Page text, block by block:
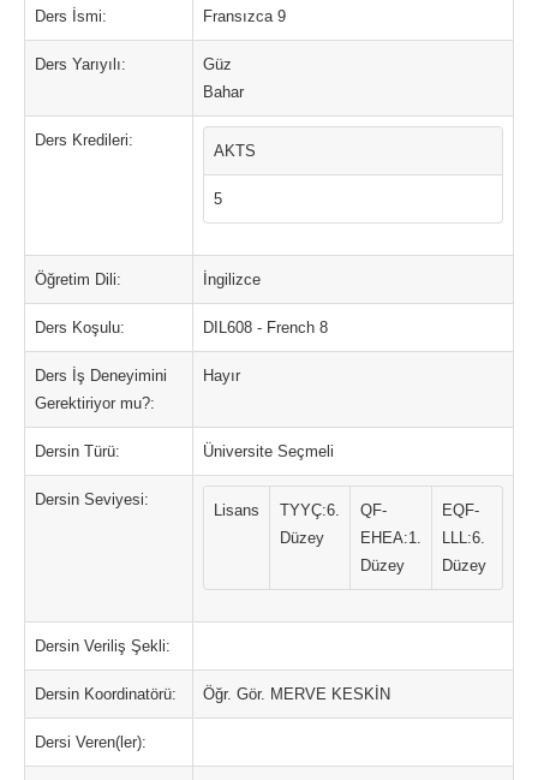
Ders İsmi: Fransızca 9
Ders Yarıyılı:
Güz
Bahar
Ders Kredileri:
AKTS
5
Öğretim Dili: İngilizce
Ders Koşulu: DIL608 - French 8
Ders İş Deneyimini
Gerektiriyor mu?:
Hayır
Dersin Türü: Üniversite Seçmeli
Dersin Seviyesi:
Lisans
TYYÇ:6.
Düzey
QF-
EHEA:1.
Düzey
EQF-
LLL:6.
Düzey
Dersin Veriliş Şekli:
Dersin Koordinatörü: Öğr. Gör. MERVE KESKİN
Dersi Veren(ler):